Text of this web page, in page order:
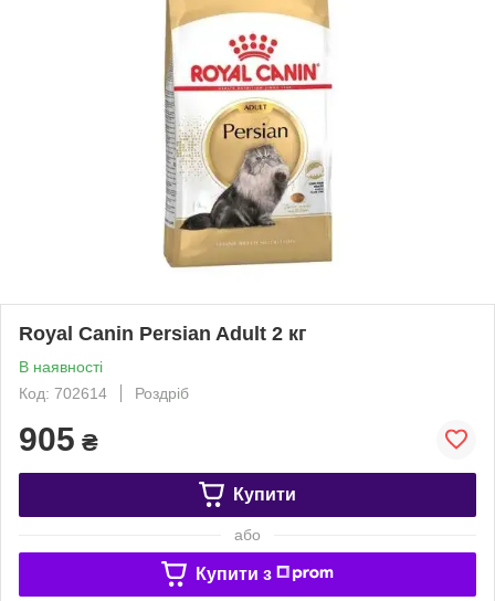
Royal Canin Persian Adult 2 кг
В наявності
Код: 702614
Роздріб
905 ₴
Купити
або
Купити з